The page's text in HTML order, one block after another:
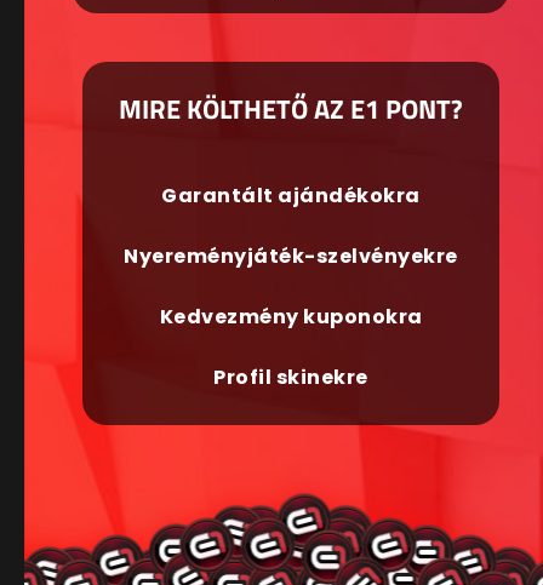
MIRE KÖLTHETŐ AZ E1 PONT?
Garantált ajándékokra
Nyereményjáték-szelvényekre
Kedvezmény kuponokra
Profil skinekre